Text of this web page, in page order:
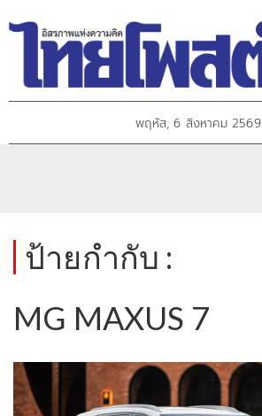
พฤหัส, 6 สิงหาคม 2569
ป้ายกำกับ :
MG MAXUS 7